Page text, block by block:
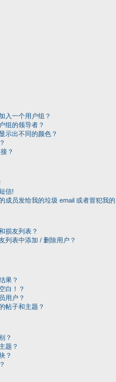
入一个用户组？
组的领导者？
示出不同的颜色？
？
信!
成员发给我的垃圾 email 或者冒犯我的
损友列表？
列表中添加 / 删除用户？
果？
白！？
用户？
帖子和主题？
？
题？
？